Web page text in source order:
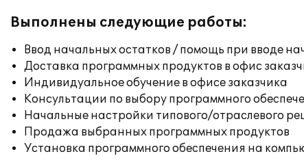
Выполнены следующие работы:
Ввод начальных остатков / помощь при вводе
Доставка программных продуктов в офис
Индивидуальное обучение в офисе заказчика
Консультации по выбору программного
Начальные настройки типового/отраслевого
Продажа выбранных программных продуктов
Установка программного обеспечения на